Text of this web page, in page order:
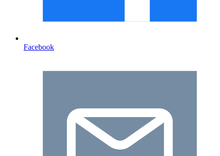
Facebook